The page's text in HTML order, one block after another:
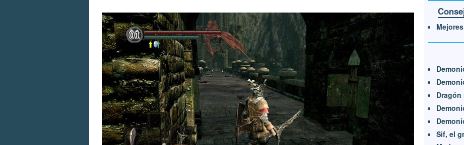
Dragón
Sif, el